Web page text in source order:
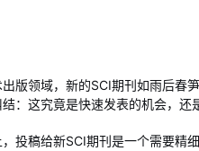
版领域，新的SCI期刊如雨后春
：这究竟是快速发表的机会，还
投稿给新SCI期刊是一个需要精